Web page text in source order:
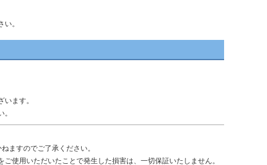
い。
ます。
。
ますのでご了承ください。
使用いただいたことで発生した損害は、一切保証いたしません。